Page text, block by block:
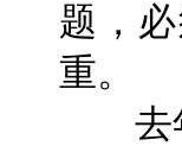
题，
重。
去年